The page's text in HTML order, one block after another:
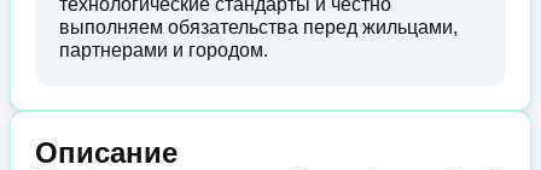
технологические стандарты и честно
выполняем обязательства перед жильцами,
партнерами и городом.
Описание